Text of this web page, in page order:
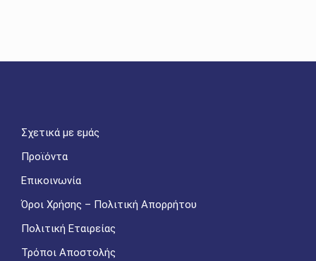
Σχετικά με εμάς
Προϊόντα
Επικοινωνία
Όροι Χρήσης – Πολιτική Απορρήτου
Πολιτική Εταιρείας
Τρόποι Αποστολής